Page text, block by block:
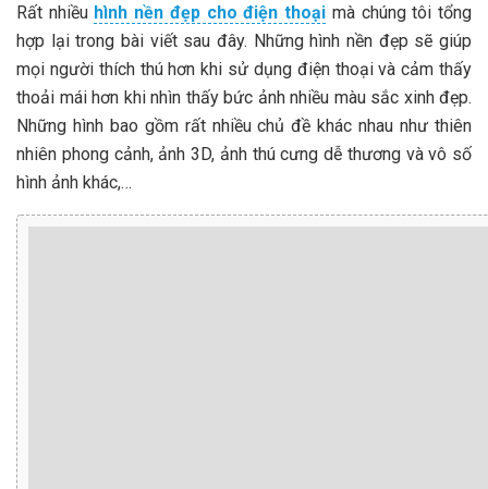
Rất nhiều hình nền đẹp cho điện thoại mà chúng tôi tổng
hợp lại trong bài viết sau đây. Những hình nền đẹp sẽ giúp
mọi người thích thú hơn khi sử dụng điện thoại và cảm thấy
thoải mái hơn khi nhìn thấy bức ảnh nhiều màu sắc xinh đẹp.
Những hình bao gồm rất nhiều chủ đề khác nhau như thiên
nhiên phong cảnh, ảnh 3D, ảnh thú cưng dễ thương và vô số
hình ảnh khác,…